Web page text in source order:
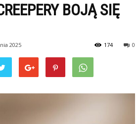
BOJĄ SIĘ
2025 0
174